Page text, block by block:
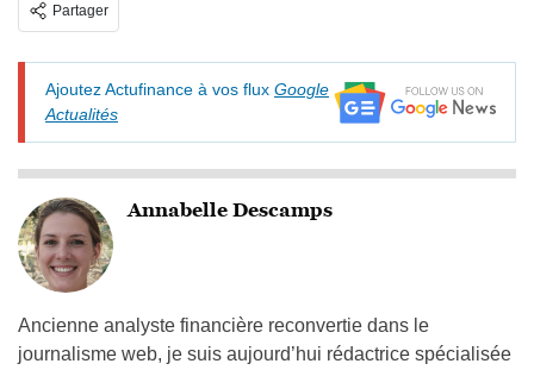
Partager
Ajoutez Actufinance à vos flux Google
Actualités
Annabelle Descamps
Ancienne analyste financière reconvertie dans le
journalisme web, je suis aujourd’hui rédactrice spécialisée